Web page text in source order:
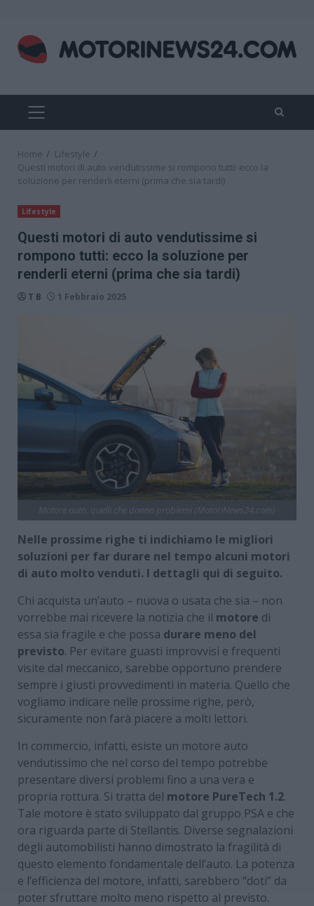
content
PRIMARY
MENU
Home
Lifestyle
Questi motori di auto vendutissime si rompono tutti: ecco la
soluzione per renderli eterni (prima che sia tardi)
Lifestyle
Questi motori di auto vendutissime si
rompono tutti: ecco la soluzione per
renderli eterni (prima che sia tardi)
T B 1 Febbraio 2025
Nelle prossime righe ti indichiamo le migliori
soluzioni per far durare nel tempo alcuni motori
di auto molto venduti. I dettagli qui di seguito.
Chi acquista un’auto – nuova o usata che sia – non
vorrebbe mai ricevere la notizia che il motore di
essa sia fragile e che possa durare meno del
previsto. Per evitare guasti improvvisi e frequenti
visite dal meccanico, sarebbe opportuno prendere
sempre i giusti provvedimenti in materia. Quello che
vogliamo indicare nelle prossime righe, però,
sicuramente non farà piacere a molti lettori.
In commercio, infatti, esiste un motore auto
vendutissimo che nel corso del tempo potrebbe
presentare diversi problemi fino a una vera e
propria rottura. Si tratta del motore PureTech 1.2.
Tale motore è stato sviluppato dal gruppo PSA e che
ora riguarda parte di Stellantis. Diverse segnalazioni
degli automobilisti hanno dimostrato la fragilità di
questo elemento fondamentale dell’auto. La potenza
e l’efficienza del motore, infatti, sarebbero “doti” da
poter sfruttare molto meno rispetto al previsto.